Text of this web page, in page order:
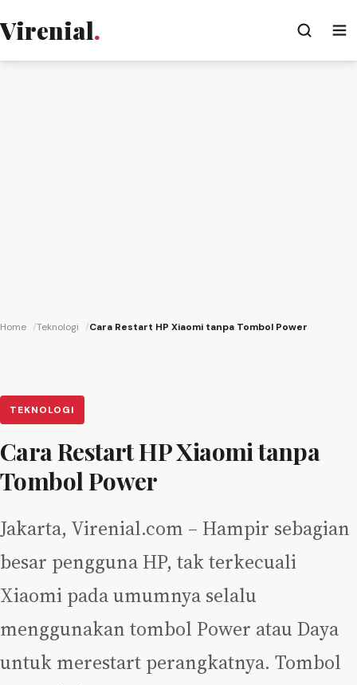
Virenial.
Home Teknologi Cara Restart HP Xiaomi tanpa Tombol Power
TEKNOLOGI
Cara Restart HP Xiaomi tanpa
Tombol Power
Jakarta, Virenial.com – Hampir sebagian
besar pengguna HP, tak terkecuali
Xiaomi pada umumnya selalu
menggunakan tombol Power atau Daya
untuk merestart perangkatnya. Tombol